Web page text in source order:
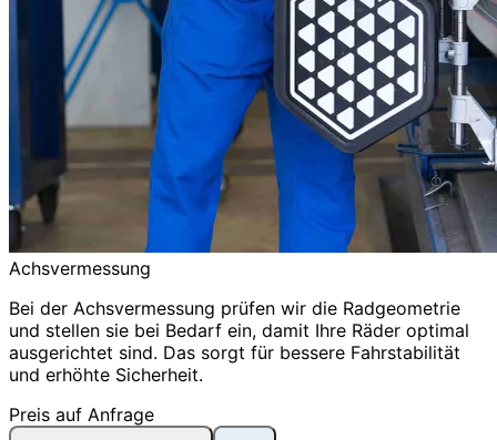
Achsvermessung
Bei der Achsvermessung prüfen wir die Radgeometrie
und stellen sie bei Bedarf ein, damit Ihre Räder optimal
ausgerichtet sind. Das sorgt für bessere Fahrstabilität
und erhöhte Sicherheit.
Preis auf Anfrage